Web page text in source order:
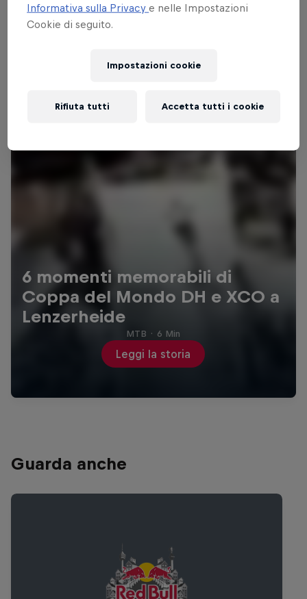
6 momenti memorabili di
Coppa del Mondo DH e XCO a
Lenzerheide
Leggi la storia
MTB · 6 Min
Guarda anche
Informativa sulla Privacye nelle Impostazioni
Cookie di seguito.
Impostazioni cookie
Rifiuta tutti Accetta tutti i cookie